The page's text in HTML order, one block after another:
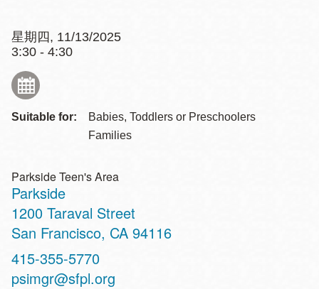
星期四, 11/13/2025
3:30 - 4:30
Suitable for:
Babies, Toddlers or Preschoolers
Families
Parkside Teen's Area
Parkside
Address
1200 Taraval Street
San Francisco, CA 94116
Contact
Telephone
415-355-5770
psimgr@sfpl.org